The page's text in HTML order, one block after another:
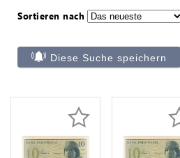
Sortieren nach
Diese Suche speichern